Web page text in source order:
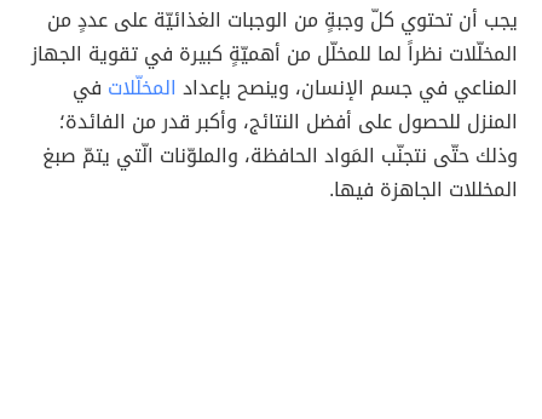
يجب أن تحتوي كلّ وجبةٍ من الوجبات الغذائيّة على عددٍ من
المخلّلات نظراً لما للمخلّل من أهميّةٍ كبيرة في تقوية الجهاز
المناعي في جسم الإنسان، وينصح بإعداد المخلّلات في
المنزل للحصول على أفضل النتائج، وأكبر قدر من الفائدة؛
وذلك حتّى نتجنّب المَواد الحافظة، والملوّنات الّتي يتمّ صبغ
المخللات الجاهزة فيها.